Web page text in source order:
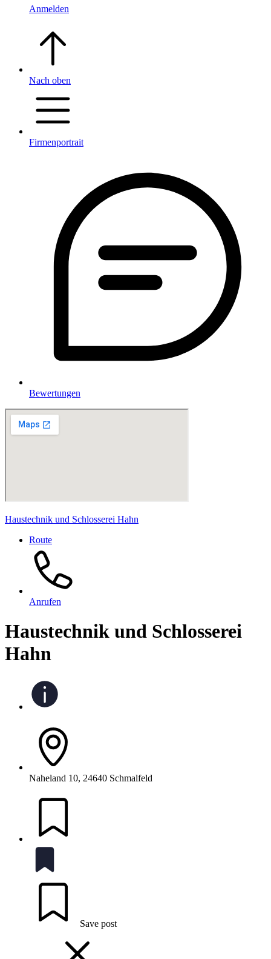
Anmelden
Nach oben
Firmenportrait
Bewertungen
Haustechnik und Schlosserei Hahn
Route
Anrufen
Haustechnik und Schlosserei
Hahn
Naheland 10, 24640 Schmalfeld
Save post